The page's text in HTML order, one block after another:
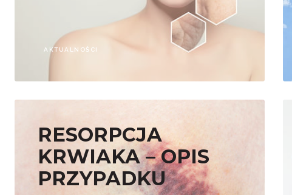
AKTUALNOŚCI
RESORPCJA
KRWIAKA – OPIS
PRZYPADKU